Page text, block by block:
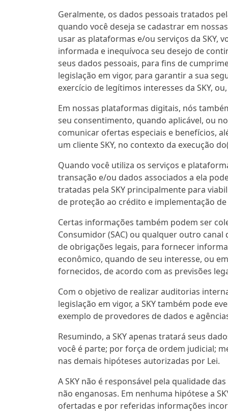
Geralmente, os dados pessoais tratados
quando você deseja se cadastrar em
usar as plataformas e/ou serviços da SKY,
informada e inequívoca seu desejo de
seus dados pessoais, para fins de
legislação em vigor, para garantir a sua
exercício de legítimos interesses da SKY,
Em nossas plataformas digitais, nós
seu consentimento, quando aplicável, ou
comunicar ofertas especiais e benefícios,
um cliente SKY, no contexto da execução
Quando você utiliza os serviços e
transação e/ou dados associados a ela
tratadas pela SKY principalmente para
de proteção ao crédito e implementação
Certas informações também podem ser
Consumidor (SAC) ou qualquer outro
de obrigações legais, para fornecer
econômico, quando de seu interesse, ou
fornecidos, de acordo com as previsões
Com o objetivo de realizar auditorias
legislação em vigor, a SKY também pode
exemplo de provedores de dados e
Resumindo, a SKY apenas tratará seus
você é parte; por força de ordem judicial;
nas demais hipóteses autorizadas por Lei.
A SKY não é responsável pela qualidade
não enganosas. Em nenhuma hipótese a
ofertadas e por referidas informações